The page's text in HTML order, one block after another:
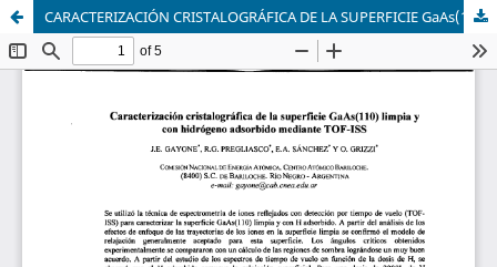
CARACTERIZACIÓN CRISTALOGRÁFICA DE LA SUPERFICIE GaAs(110) LIMPIA Y CON HIDRÓGENO ADSORBIDO MEDIANTE TOF-ISS